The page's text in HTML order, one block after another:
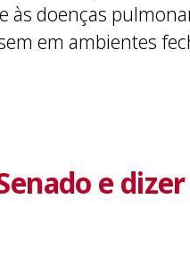
doenças
em ambientes
e